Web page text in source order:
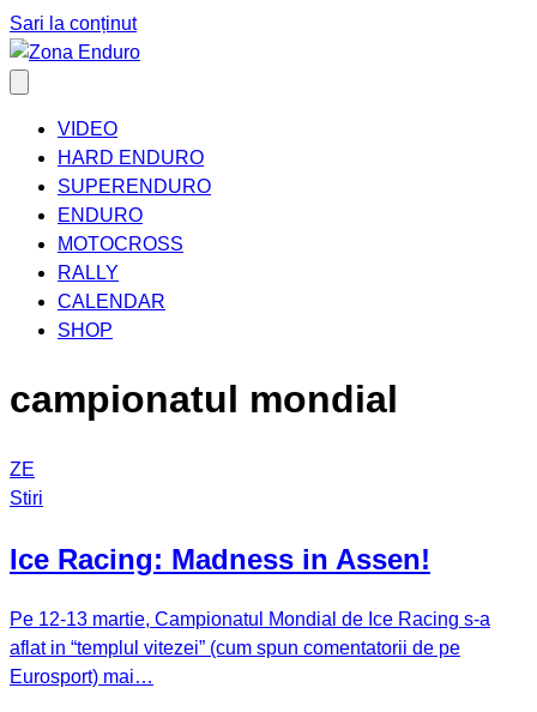
Sari la conținut
VIDEO
HARD ENDURO
SUPERENDURO
ENDURO
MOTOCROSS
RALLY
CALENDAR
SHOP
campionatul mondial
ZE
Stiri
Ice Racing: Madness in Assen!
Pe 12-13 martie, Campionatul Mondial de Ice Racing s-a
aflat in “templul vitezei” (cum spun comentatorii de pe
Eurosport) mai…